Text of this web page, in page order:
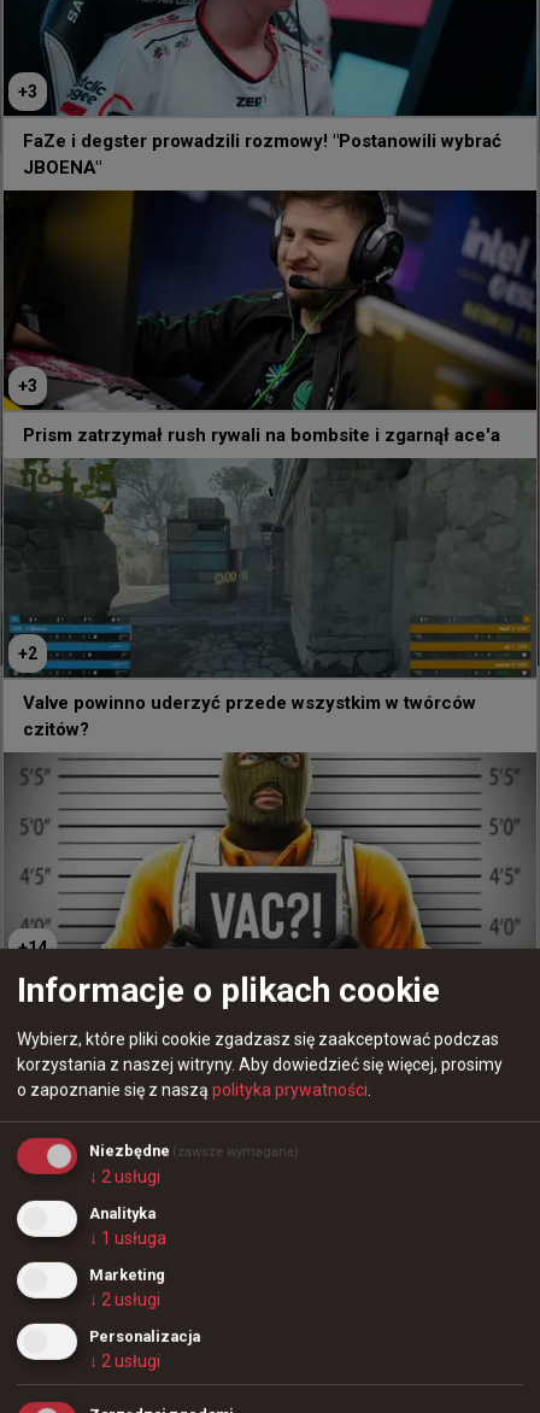
7 0
Frag jeden na milion? jL oddał szalony strzał z AWP
w skoku
+1
#hyper d3oo 2 godziny temu
Hyper nie mógł wczoraj wytrzymać, widząc co robi
+3
FaZe i degster prowadzili rozmowy! "Postanowili wybrać
JBOENA"
+3
Prism zatrzymał rush rywali na bombsite i zgarnął ace'a
+2
Valve powinno uderzyć przede wszystkim w twórców
czitów?
+14
Gracze Phantom nie sprawdzili pozycji, co kosztowało
0
Prestige 0:2 Betclic Apogee - Polacy zrobili kolejny krok
ku awansowi na Esports World Cup
Informacje o plikach cookie
Wybierz, które pliki cookie zgadzasz się zaakceptować podczas
korzystania z naszej witryny. Aby dowiedzieć się więcej, prosimy
o zapoznanie się z naszą polityka prywatności.
Niezbędne (zawsze wymagane)
↓ 2usługi
Analityka
↓ 1 usługa
Marketing
↓ 2usługi
Personalizacja
↓ 2usługi